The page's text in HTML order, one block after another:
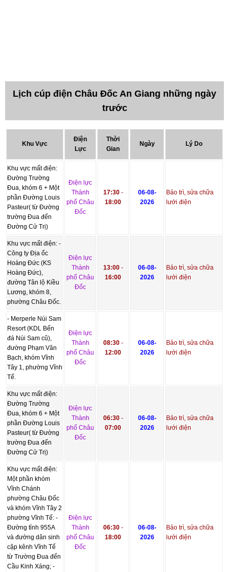
Lịch cúp điện Châu Đốc An Giang những ngày
trước
Khu Vực
Điện
Lực
Thời
Gian
Ngày Lý Do
Khu vực mất điện:
Đường Trường
Đua, khóm 6 + Một
phần Đường Louis
Pasteur( từ Đường
trường Đua đến
Đường Cử Trị)
Điện lực
Thành
phố Châu
Đốc
17:30-
18:00
06-08-
2026
Bảo trì, sửa chữa
lưới điện
Khu vực mất điện: -
Công ty Địa ốc
Hoàng Đức (KS
Hoàng Đức),
đường Tân lộ Kiều
Lương, khóm 8,
phường Châu Đốc.
Điện lực
Thành
phố Châu
Đốc
13:00-
16:00
06-08-
2026
Bảo trì, sửa chữa
lưới điện
- Merperle Núi Sam
Resort (KDL Bến
đá Núi Sam cũ),
đường Phạm Văn
Bạch, khóm Vĩnh
Tây 1, phường Vĩnh
Tế.
Điện lực
Thành
phố Châu
Đốc
08:30-
12:00
06-08-
2026
Bảo trì, sửa chữa
lưới điện
Khu vực mất điện:
Đường Trường
Đua, khóm 6 + Một
phần Đường Louis
Pasteur( từ Đường
trường Đua đến
Đường Cử Trị)
Điện lực
Thành
phố Châu
Đốc
06:30-
07:00
06-08-
2026
Bảo trì, sửa chữa
lưới điện
Khu vực mất điện:
Một phần khóm
Vĩnh Chánh
phường Châu Đốc
và khóm Vĩnh Tây 2
phường Vĩnh Tế: -
Đường tỉnh 955A
và đường dân sinh
cặp kênh Vĩnh Tế
từ Trường Đua đến
Cầu Kinh Xáng; -
Điện lực
Thành
phố Châu
Đốc
06:30-
18:00
06-08-
2026
Bảo trì, sửa chữa
lưới điện